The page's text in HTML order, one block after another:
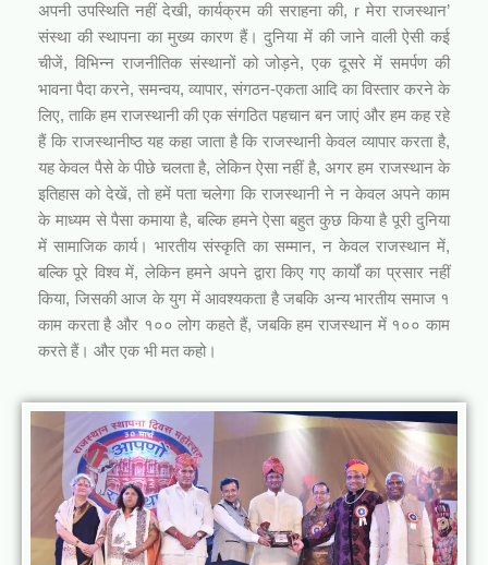
अपनी उपस्थिति नहीं देखी, कार्यक्रम की सराहना की, r मेरा राजस्थान’
संस्था की स्थापना का मुख्य कारण हैं। दुनिया में की जाने वाली ऐसी कई
चीजें, विभिन्न राजनीतिक संस्थानों को जोड़ने, एक दूसरे में समर्पण की
भावना पैदा करने, समन्वय, व्यापार, संगठन-एकता आदि का विस्तार करने के
लिए, ताकि हम राजस्थानी की एक संगठित पहचान बन जाएं और हम कह रहे
हैं कि राजस्थानीष्ठ यह कहा जाता है कि राजस्थानी केवल व्यापार करता है,
यह केवल पैसे के पीछे चलता है, लेकिन ऐसा नहीं है, अगर हम राजस्थान के
इतिहास को देखें, तो हमें पता चलेगा कि राजस्थानी ने न केवल अपने काम
के माध्यम से पैसा कमाया है, बल्कि हमने ऐसा बहुत कुछ किया है पूरी दुनिया
में सामाजिक कार्य। भारतीय संस्कृति का सम्मान, न केवल राजस्थान में,
बल्कि पूरे विश्व में, लेकिन हमने अपने द्वारा किए गए कार्यों का प्रसार नहीं
किया, जिसकी आज के युग में आवश्यकता है जबकि अन्य भारतीय समाज १
काम करता है और १०० लोग कहते हैं, जबकि हम राजस्थान में १०० काम
करते हैं। और एक भी मत कहो।